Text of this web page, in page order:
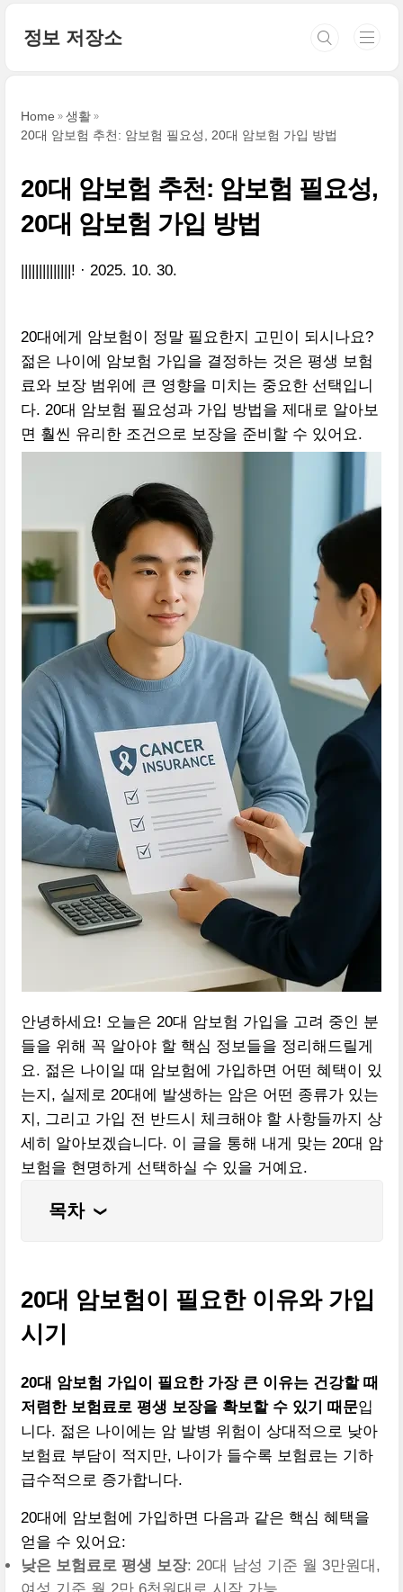
정보 저장소
Home
생활
20대 암보험 추천: 암보험 필요성, 20대 암보험 가입 방법
20대 암보험 추천: 암보험 필요성,
20대 암보험 가입 방법
||||||||||||||! 2025. 10. 30.
20대에게 암보험이 정말 필요한지 고민이 되시나요?
젊은 나이에 암보험 가입을 결정하는 것은 평생 보험
료와 보장 범위에 큰 영향을 미치는 중요한 선택입니
다. 20대 암보험 필요성과 가입 방법을 제대로 알아보
면 훨씬 유리한 조건으로 보장을 준비할 수 있어요.
안녕하세요! 오늘은 20대 암보험 가입을 고려 중인 분
들을 위해 꼭 알아야 할 핵심 정보들을 정리해드릴게
요. 젊은 나이일 때 암보험에 가입하면 어떤 혜택이 있
는지, 실제로 20대에 발생하는 암은 어떤 종류가 있는
지, 그리고 가입 전 반드시 체크해야 할 사항들까지 상
세히 알아보겠습니다. 이 글을 통해 내게 맞는 20대 암
보험을 현명하게 선택하실 수 있을 거예요.
목차 ❮
20대 암보험이 필요한 이유와 가입
시기
20대 암보험 가입이 필요한 가장 큰 이유는 건강할 때
저렴한 보험료로 평생 보장을 확보할 수 있기 때문입
니다. 젊은 나이에는 암 발병 위험이 상대적으로 낮아
보험료 부담이 적지만, 나이가 들수록 보험료는 기하
급수적으로 증가합니다.
20대에 암보험에 가입하면 다음과 같은 핵심 혜택을
얻을 수 있어요:
낮은 보험료로 평생 보장: 20대 남성 기준 월 3만원대,